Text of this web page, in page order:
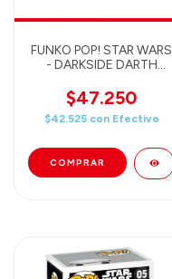
FUNKO POP! STAR WARS
- DARKSIDE DARTH
$47.250
$42.525 con Efectivo